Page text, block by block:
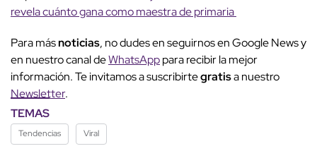
revela cuánto gana como maestra de primaria
Para másnoticias, no dudes en seguirnos en Google News y
en nuestro canal deWhatsApppara recibir la mejor
información. Te invitamos a suscribirtegratisa nuestro
Newsletter.
TEMAS
Tendencias Viral